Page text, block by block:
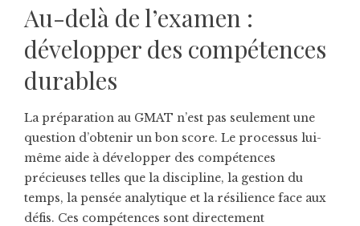
Au-delà de l’examen :
développer des compétences
durables
La préparation au GMAT n’est pas seulement une
question d’obtenir un bon score. Le processus lui-
même aide à développer des compétences
précieuses telles que la discipline, la gestion du
temps, la pensée analytique et la résilience face aux
défis. Ces compétences sont directement